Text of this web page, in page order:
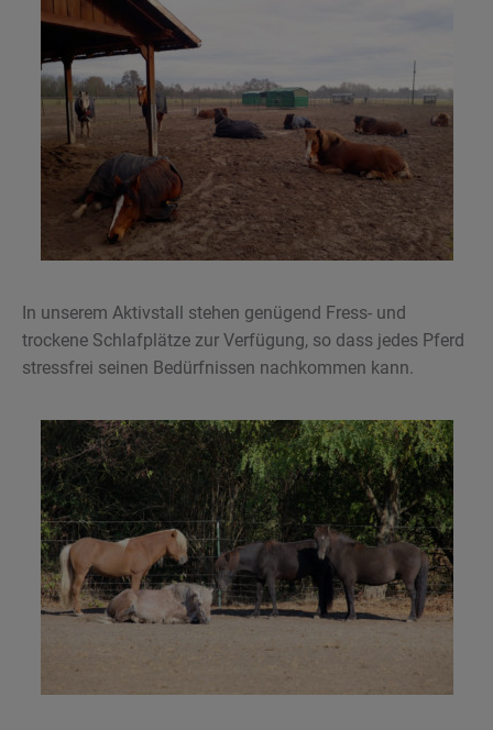
In unserem Aktivstall stehen genügend Fress- und
trockene Schlafplätze zur Verfügung, so dass jedes Pferd
stressfrei seinen Bedürfnissen nachkommen kann.